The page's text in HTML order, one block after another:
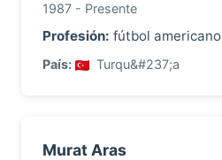
1987 - Presente
Profesión: fútbol americano
País: Turqu&#237;a
Murat Aras